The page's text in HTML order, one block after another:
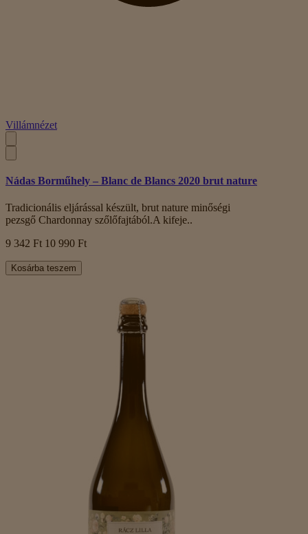
Villámnézet
Nádas Borműhely – Blanc de Blancs 2020 brut nature
Tradicionális eljárással készült, brut nature minőségi
pezsgő Chardonnay szőlőfajtából.A kifeje..
9 342 Ft 10 990 Ft
Kosárba teszem